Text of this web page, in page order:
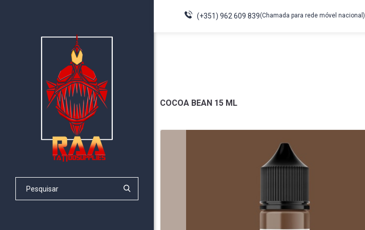
(+351) 962 609 839(Chamada para rede móvel nacional)
COCOA BEAN 15 ML